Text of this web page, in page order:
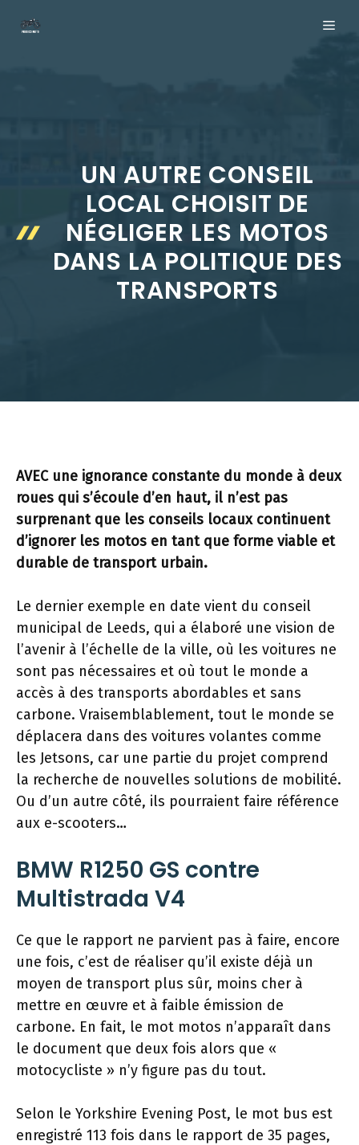
UN AUTRE CONSEIL
LOCAL CHOISIT DE
NÉGLIGER LES MOTOS
DANS LA POLITIQUE DES
TRANSPORTS
AVEC une ignorance constante du monde à deux
roues qui s’écoule d’en haut, il n’est pas
surprenant que les conseils locaux continuent
d’ignorer les motos en tant que forme viable et
durable de transport urbain.
Le dernier exemple en date vient du conseil
municipal de Leeds, qui a élaboré une vision de
l’avenir à l’échelle de la ville, où les voitures ne
sont pas nécessaires et où tout le monde a
accès à des transports abordables et sans
carbone. Vraisemblablement, tout le monde se
déplacera dans des voitures volantes comme
les Jetsons, car une partie du projet comprend
la recherche de nouvelles solutions de mobilité.
Ou d’un autre côté, ils pourraient faire référence
aux e-scooters…
BMW R1250 GS contre
Multistrada V4
Ce que le rapport ne parvient pas à faire, encore
une fois, c’est de réaliser qu’il existe déjà un
moyen de transport plus sûr, moins cher à
mettre en œuvre et à faible émission de
carbone. En fait, le mot motos n’apparaît dans
le document que deux fois alors que «
motocycliste » n’y figure pas du tout.
Selon le Yorkshire Evening Post, le mot bus est
enregistré 113 fois dans le rapport de 35 pages,